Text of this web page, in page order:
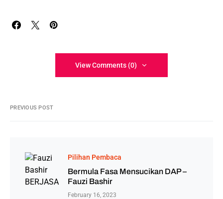
View Comments (0)
PREVIOUS POST
Pilihan Pembaca
Bermula Fasa Mensucikan DAP –
Fauzi Bashir
February 16, 2023